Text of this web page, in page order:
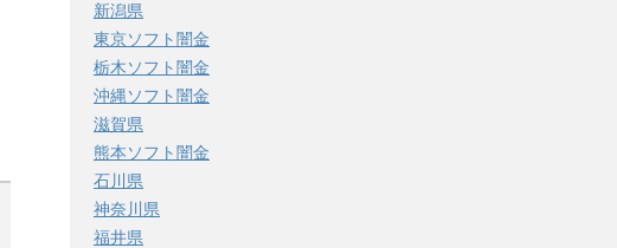
新潟県
東京ソフト闇金
栃木ソフト闇金
沖縄ソフト闇金
滋賀県
熊本ソフト闇金
石川県
神奈川県
福井県